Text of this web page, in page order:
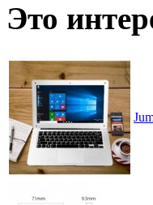
месяцам
Это